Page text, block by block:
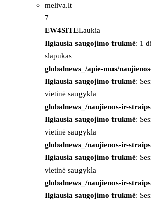
meliva.lt
7
EW4SITELaukia
Ilgiausia saugojimo trukmė: 1
slapukas
globalnews_/apie-mus/
Ilgiausia saugojimo trukmė:
vietinė saugykla
globalnews_/naujienos-ir-
Ilgiausia saugojimo trukmė:
vietinė saugykla
globalnews_/naujienos-ir-
Ilgiausia saugojimo trukmė:
vietinė saugykla
globalnews_/naujienos-ir-
Ilgiausia saugojimo trukmė: